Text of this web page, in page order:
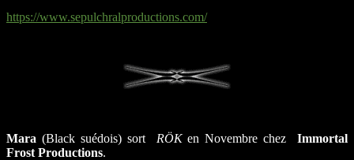
https://www.sepulchralproductions.com/
Mara (Black suédois) sort RÖKen Novembre chez
Immortal
Frost Productions.